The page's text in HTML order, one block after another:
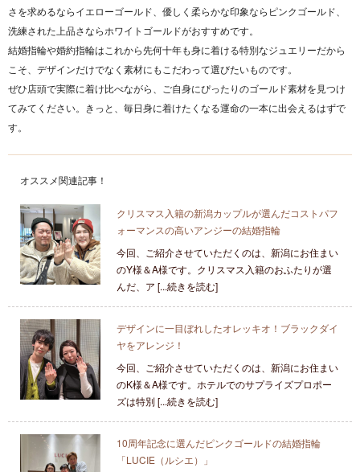
さを求めるならイエローゴールド、優しく柔らかな印象ならピンクゴールド、
洗練された上品さならホワイトゴールドがおすすめです。
結婚指輪や婚約指輪はこれから先何十年も身に着ける特別なジュエリーだから
こそ、デザインだけでなく素材にもこだわって選びたいものです。
ぜひ店頭で実際に着け比べながら、ご自身にぴったりのゴールド素材を見つけ
てみてください。きっと、毎日身に着けたくなる運命の一本に出会えるはずで
す。
オススメ関連記事！
クリスマス入籍の新潟カップルが選んだコストパフ
ォーマンスの高いアンジーの結婚指輪
今回、ご紹介させていただくのは、新潟にお住まい
のY様＆A様です。クリスマス入籍のおふたりが選
んだ、ア [...続きを読む]
デザインに一目ぼれしたオレッキオ！ブラックダイ
ヤをアレンジ！
今回、ご紹介させていただくのは、新潟にお住まい
のK様＆A様です。ホテルでのサプライズプロポー
ズは特別 [...続きを読む]
10周年記念に選んだピンクゴールドの結婚指輪
「LUCIE（ルシエ）」